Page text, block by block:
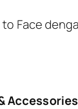
Face
Accessories